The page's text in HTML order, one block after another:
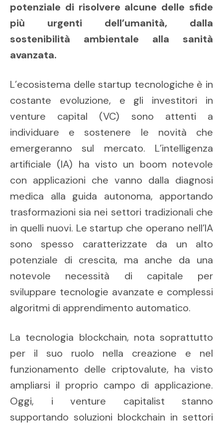
potenziale di risolvere alcune delle sfide
più urgenti dell’umanità, dalla
sostenibilità ambientale alla sanità
avanzata.
L’ecosistema delle startup tecnologiche è in
costante evoluzione, e gli investitori in
venture capital (VC) sono attenti a
individuare e sostenere le novità che
emergeranno sul mercato. L’intelligenza
artificiale (IA) ha visto un boom notevole
con applicazioni che vanno dalla diagnosi
medica alla guida autonoma, apportando
trasformazioni sia nei settori tradizionali che
in quelli nuovi. Le startup che operano nell’IA
sono spesso caratterizzate da un alto
potenziale di crescita, ma anche da una
notevole necessità di capitale per
sviluppare tecnologie avanzate e complessi
algoritmi di apprendimento automatico.
La tecnologia blockchain, nota soprattutto
per il suo ruolo nella creazione e nel
funzionamento delle criptovalute, ha visto
ampliarsi il proprio campo di applicazione.
Oggi, i venture capitalist stanno
supportando soluzioni blockchain in settori